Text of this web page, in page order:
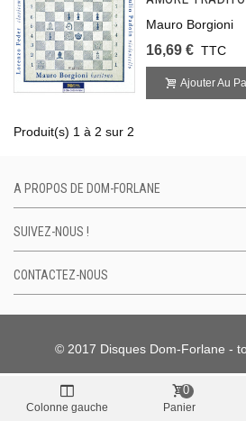
Mauro Borgioni
16,69 € TTC
Ajouter Au
Produit(s) 1 à 2 sur 2
A PROPOS DE DOM-FORLANE
SUIVEZ-NOUS !
CONTACTEZ-NOUS
© 2017 Disques Dom-Forlane -
Colonne gauche Panier
0